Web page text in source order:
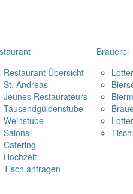
Restaurant Übersicht
St. Andreas
Jeunes Restaurateurs
Tausendgüldenstube
Weinstube
Salons
Catering
Hochzeit
Tisch anfragen
Brauerei